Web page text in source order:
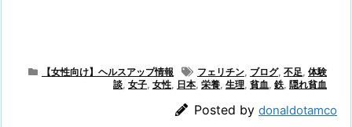
【女性向け】ヘルスアップ情報 フェリチン, ブログ, 不足, 体験
談, 女子, 女性, 日本, 栄養, 生理, 貧血, 鉄, 隠れ貧血
Posted by donaldotamco